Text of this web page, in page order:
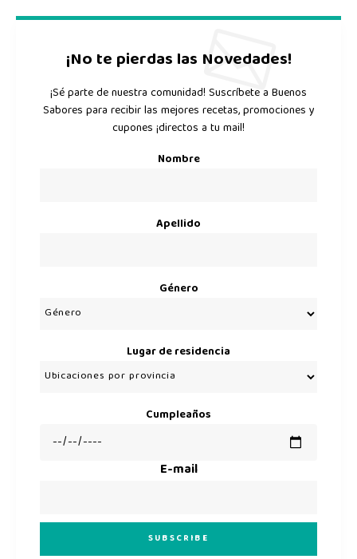
¡No te pierdas las Novedades!
¡Sé parte de nuestra comunidad! Suscríbete a Buenos
Sabores para recibir las mejores recetas, promociones y
cupones ¡directos a tu mail!
Nombre
Apellido
Género
Lugar de residencia
Cumpleaños
E-mail